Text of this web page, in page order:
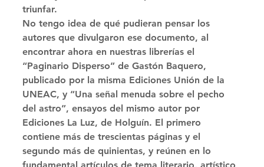
triunfar.
No tengo idea de qué pudieran pensar los
autores que divulgaron ese documento, al
encontrar ahora en nuestras librerías el
“Paginario Disperso” de Gastón Baquero,
publicado por la misma Ediciones Unión de la
UNEAC, y “Una señal menuda sobre el pecho
del astro”, ensayos del mismo autor por
Ediciones La Luz, de Holguín. El primero
contiene más de trescientas páginas y el
segundo más de quinientas, y reúnen en lo